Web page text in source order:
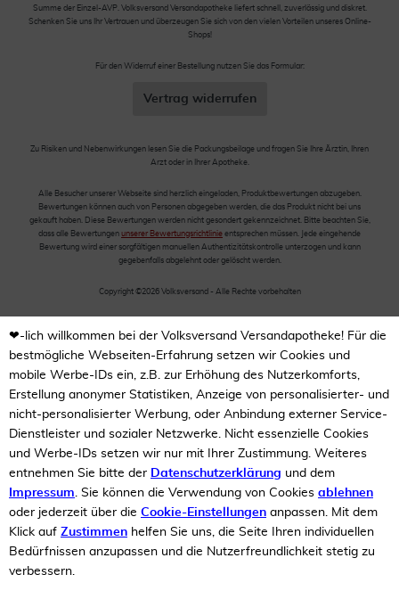
Summe der Einzel-AVP. Volksversand Versandapotheke liefert schnell, zuverlässig und diskret.
Schenken Sie uns Ihr Vertrauen und überzeugen Sie sich von den vielen Vorteilen unseres Online-
Shops!
Für den Widerruf einer Bestellung nutzen Sie das Formular:
Vertrag widerrufen
Zu Risiken und Nebenwirkungen lesen Sie die Packungsbeilage und fragen Sie Ihre Ärztin, Ihren
Arzt oder in Ihrer Apotheke.
Alle Besucher unserer Webseite sind herzlich eingeladen, Produktbewertungen abzugeben.
Bewertungen können auch von Personen abgegeben werden, die das Produkt nicht bei uns
gekauft haben. Diese Bewertungen werden nicht gesondert gekennzeichnet. Bitte beachten Sie,
dass alle Bewertungen unserer Bewertungsrichtlinie entsprechen müssen. Jede eingehende
Bewertung wird einer sorgfältigen manuellen Authentizitätskontrolle unterzogen und kann
gegebenfalls abgelehnt oder gelöscht werden.
Copyright ©2026 Volksversand - Alle Rechte vorbehalten
❤-lich willkommen bei der Volksversand Versandapotheke! Für die
bestmögliche Webseiten-Erfahrung setzen wir Cookies und
mobile Werbe-IDs ein, z.B. zur Erhöhung des Nutzerkomforts,
Erstellung anonymer Statistiken, Anzeige von personalisierter- und
nicht-personalisierter Werbung, oder Anbindung externer Service-
Dienstleister und sozialer Netzwerke. Nicht essenzielle Cookies
und Werbe-IDs setzen wir nur mit Ihrer Zustimmung. Weiteres
entnehmen Sie bitte der Datenschutzerklärung und dem
Impressum. Sie können die Verwendung von Cookies ablehnen
oder jederzeit über die Cookie-Einstellungen anpassen. Mit dem
Klick auf Zustimmen helfen Sie uns, die Seite Ihren individuellen
Bedürfnissen anzupassen und die Nutzerfreundlichkeit stetig zu
verbessern.